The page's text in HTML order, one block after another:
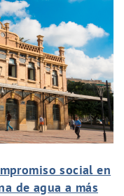
social en
de agua a más